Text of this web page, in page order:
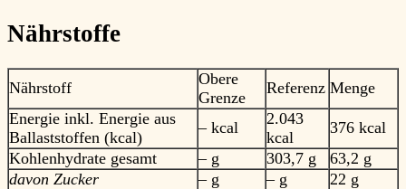
Nährstoffe
Nährstoff
Obere
Grenze
Referenz Menge
Energie inkl. Energie aus
Ballaststoffen (kcal)
– kcal
2.043
kcal
376 kcal
Kohlenhydrate gesamt
– g 303,7 g
63,2 g
davon Zucker
– g – g 22 g